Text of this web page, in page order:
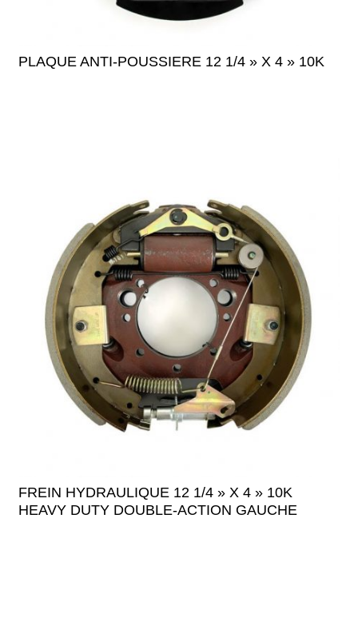
PLAQUE ANTI-POUSSIERE 12 1/4 » X 4 » 10K
FREIN HYDRAULIQUE 12 1/4 » X 4 » 10K
HEAVY DUTY DOUBLE-ACTION GAUCHE